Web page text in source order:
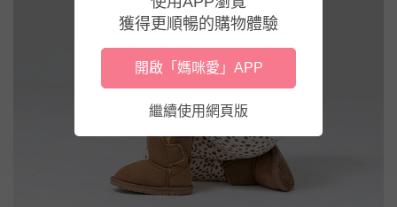
獲得更順暢的購物體驗
開啟「媽咪愛」APP
繼續使用網頁版